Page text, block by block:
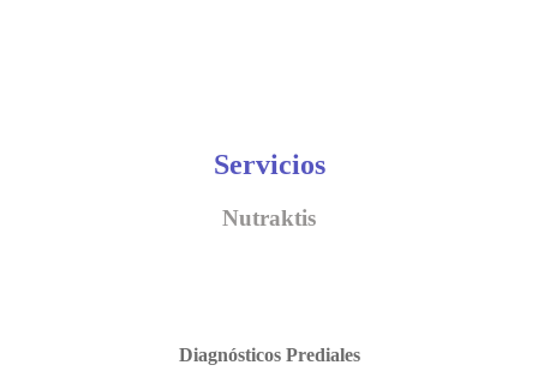
Servicios
Nutraktis
Diagnósticos Prediales